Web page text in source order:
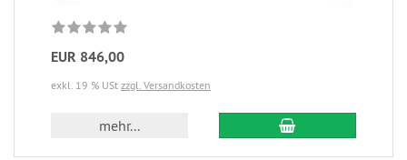
EUR 846,00
exkl. 19 % USt zzgl. Versandkosten
mehr...